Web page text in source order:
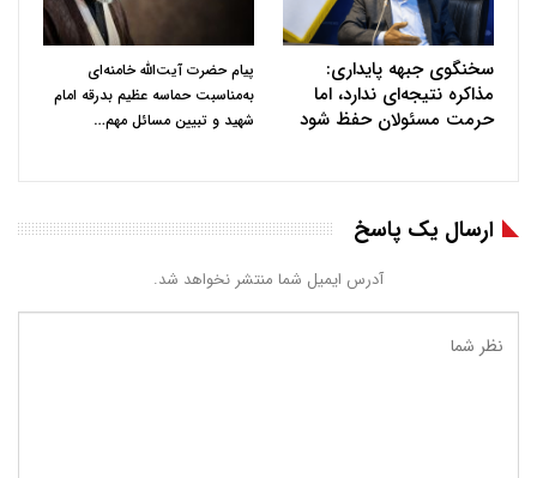
سخنگوی جبهه پایداری:
مذاکره نتیجه‌ای ندارد، اما
حرمت مسئولان حفظ شود
پیام حضرت آیت‌الله خامنه‌ای
به‌مناسبت حماسه عظیم بدرقه امام
شهید و تبیین مسائل مهم…
ارسال یک پاسخ
آدرس ایمیل شما منتشر نخواهد شد.